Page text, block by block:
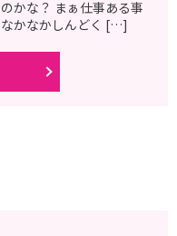
かな？ まぁ仕事ある事
かなかしんどく […]